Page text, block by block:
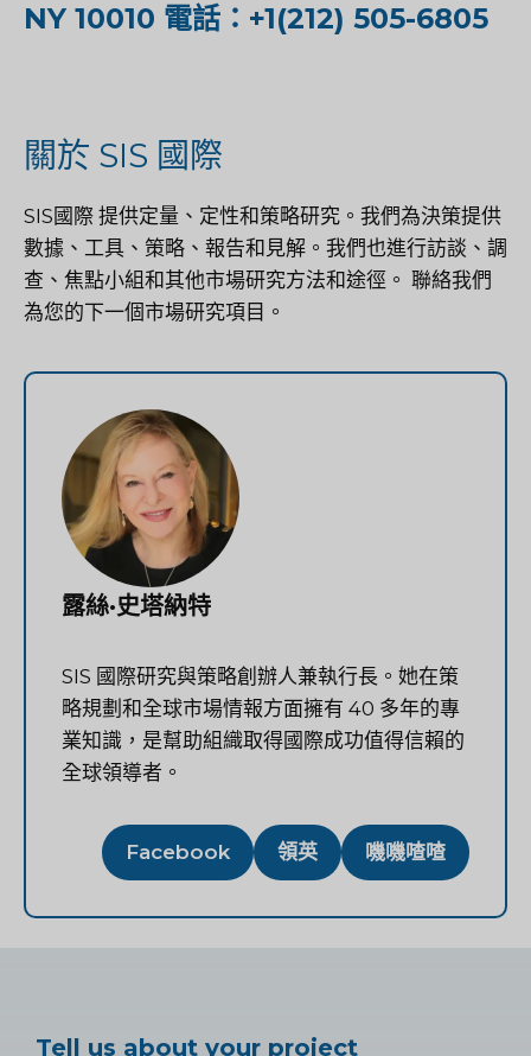
NY 10010 電話：+1(212) 505-6805
關於 SIS 國際
SIS國際 提供定量、定性和策略研究。我們為決策提供
數據、工具、策略、報告和見解。我們也進行訪談、調
查、焦點小組和其他市場研究方法和途徑。 聯絡我們
為您的下一個市場研究項目。
露絲·史塔納特
SIS 國際研究與策略創辦人兼執行長。她在策
略規劃和全球市場情報方面擁有 40 多年的專
業知識，是幫助組織取得國際成功值得信賴的
全球領導者。
Facebook 領英 嘰嘰喳喳
Tell us about your project